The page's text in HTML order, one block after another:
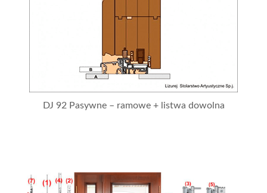
DJ 92 Pasywne – ramowe + listwa dowolna